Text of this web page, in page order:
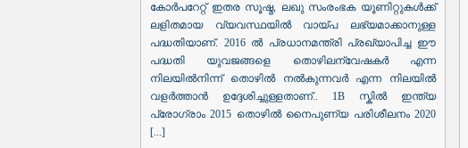
കോർപറേറ്റ് ഇതര സൂഷ്മ, ലഖു സംരംഭക യൂണിറ്റുകൾക്ക്
ലളിതമായ വ്യവസ്ഥയിൽ വായ്‌പ ലഭ്യമാക്കാനുള്ള
പദ്ധതിയാണ്. 2016 ൽ പ്രധാനമന്ത്രി പ്രഖ്യാപിച്ച ഈ
പദ്ധതി യുവജങ്ങളെ തൊഴിലന്വേഷകർ എന്ന
നിലയിൽനിന്ന് തൊഴിൽ നൽകുന്നവർ എന്ന നിലയിൽ
വളർത്താൻ ഉദ്ദേശിച്ചുള്ളതാണ്.. 1B സ്കിൽ ഇന്ത്യ
പ്രോഗ്രാം 2015 തൊഴിൽ നൈപുണ്യ പരിശീലനം 2020
[...]